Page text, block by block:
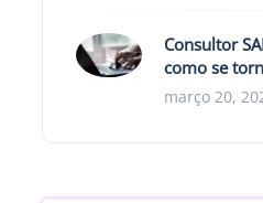
Consultor
como se
março 20,